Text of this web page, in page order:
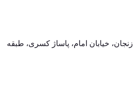
زنجان، خیابان امام، پاساژ کسری، طبقه